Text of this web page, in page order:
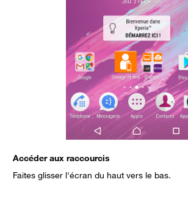
Accéder aux raccourcis
Faites glisser l'écran du haut vers le bas.